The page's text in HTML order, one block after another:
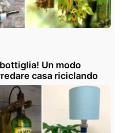
Un modo
casa riciclando